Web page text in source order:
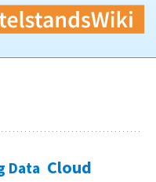
Data Cloud